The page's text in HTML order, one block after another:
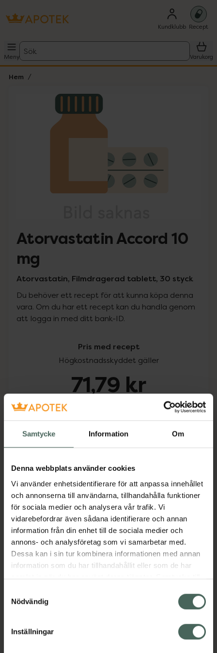
Samtycke Information Om
Denna webbplats använder cookies
Vi använder enhetsidentifierare för att anpassa innehållet
och annonserna till användarna, tillhandahålla funktioner
för sociala medier och analysera vår trafik. Vi
vidarebefordrar även sådana identifierare och annan
information från din enhet till de sociala medier och
annons- och analysföretag som vi samarbetar med.
Dessa kan i sin tur kombinera informationen med annan
information som du har tillhandahållit eller som de har
samlat in när du har använt deras tjänster. Samtycke till
återkalla ditt samtycke via webbplatsens
cookieinställningar. Ett återkallat samtycke påverkar inte
lagligheten av behandling som skett innan återkallelsen.
Nödvändig
Inställningar
Kundklubb Recept
Meny
Sök
Varukorg
Hem
Lista: . Innehåller 1 objekt.
Atorvastatin Accord 10
mg
Atorvastatin, Filmdragerad tablett, 30 styck
Du behöver ett recept för att kunna köpa denna
vara. Om du har ett recept kan du handla genom
att logga in med ditt bank-ID.
Pris med recept
Högkostnadsskyddet gäller
71,79 kr
Köp via ditt recept
Aktuella erbjudanden
Beskrivning Dölj
Läs alltid bipacksedeln innan
användning.
EAN:05055565745922
Bipacksedel från FASS Visa